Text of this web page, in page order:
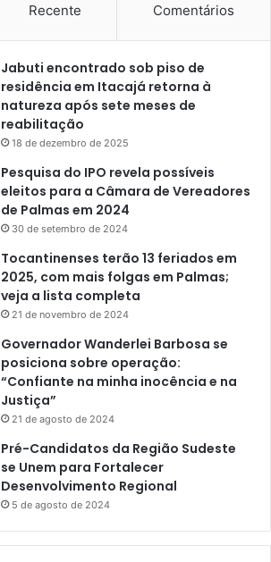
Recente Comentários
Jabuti encontrado sob piso de
residência em Itacajá retorna à
natureza após sete meses de
reabilitação
18 de dezembro de 2025
Pesquisa do IPO revela possíveis
eleitos para a Câmara de Vereadores
de Palmas em 2024
30 de setembro de 2024
Tocantinenses terão 13 feriados em
2025, com mais folgas em Palmas;
veja a lista completa
21 de novembro de 2024
Governador Wanderlei Barbosa se
posiciona sobre operação:
“Confiante na minha inocência e na
Justiça”
21 de agosto de 2024
Pré-Candidatos da Região Sudeste
se Unem para Fortalecer
Desenvolvimento Regional
5 de agosto de 2024